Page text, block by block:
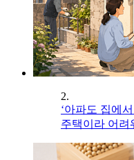
2.
‘아파도 집에
주택이라 어려